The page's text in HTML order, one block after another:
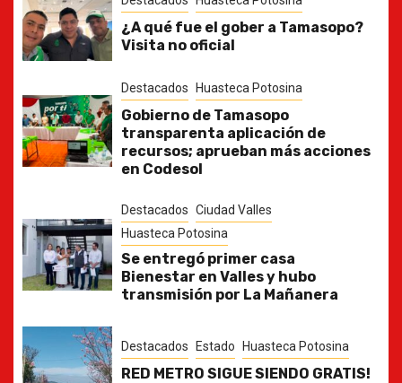
¿A qué fue el gober a Tamasopo?
Visita no oficial
Destacados Huasteca Potosina
Gobierno de Tamasopo
transparenta aplicación de
recursos; aprueban más acciones
en Codesol
Destacados Ciudad Valles
Huasteca Potosina
Se entregó primer casa
Bienestar en Valles y hubo
transmisión por La Mañanera
Destacados Estado Huasteca Potosina
RED METRO SIGUE SIENDO GRATIS!